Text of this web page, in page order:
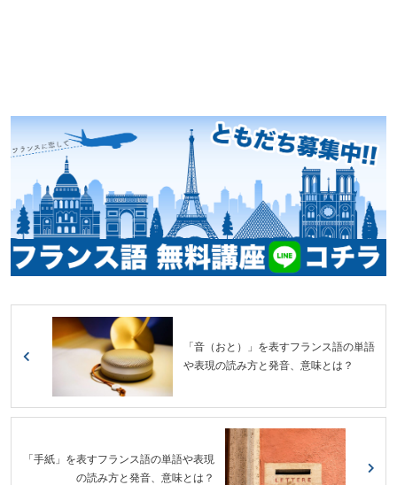
「音（おと）」を表すフランス語の単語
や表現の読み方と発音、意味とは？
「手紙」を表すフランス語の単語や表現
の読み方と発音、意味とは？